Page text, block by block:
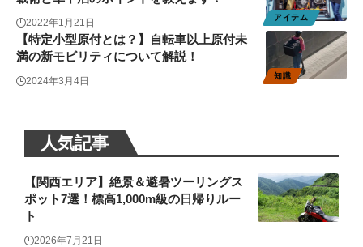
アイテム
2022年1月21日
知識
【特定小型原付とは？】自転車以上原付未
満の新モビリティについて解説！
2024年3月4日
人気記事
【関西エリア】絶景＆避暑ツーリングス
ポット7選！標高1,000m級の日帰りルー
ト
2026年7月21日